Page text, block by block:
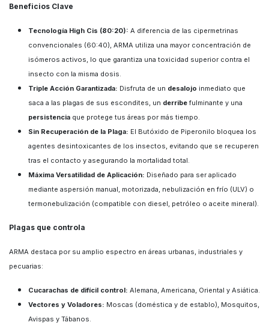
Beneficios Clave
Tecnología High Cis (80:20): A diferencia de las cipermetrinas
convencionales (60:40), ARMA utiliza una mayor concentración de
isómeros activos, lo que garantiza una toxicidad superior contra el
insecto con la misma dosis.
Triple Acción Garantizada: Disfruta de un desalojo inmediato que
saca a las plagas de sus escondites, un derribefulminante y una
persistencia que protege tus áreas por más tiempo.
Sin Recuperación de la Plaga: El Butóxido de Piperonilo bloquea los
agentes desintoxicantes de los insectos, evitando que se recuperen
tras el contacto y asegurando la mortalidad total.
Máxima Versatilidad de Aplicación: Diseñado para ser aplicado
mediante aspersión manual, motorizada, nebulización en frío (ULV) o
termonebulización (compatible con diesel, petróleo o aceite mineral).
Plagas que controla
ARMA destaca por su amplio espectro en áreas urbanas, industriales y
pecuarias:
Cucarachas de difícil control: Alemana, Americana, Oriental y Asiática.
Vectores y Voladores: Moscas (doméstica y de establo), Mosquitos,
Avispas y Tábanos.